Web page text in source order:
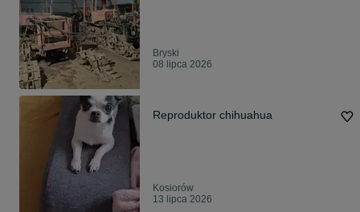
Bryski
08 lipca 2026
Reproduktor chihuahua
Kosiorów
13 lipca 2026